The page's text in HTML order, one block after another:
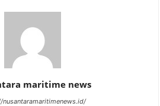
maritime news